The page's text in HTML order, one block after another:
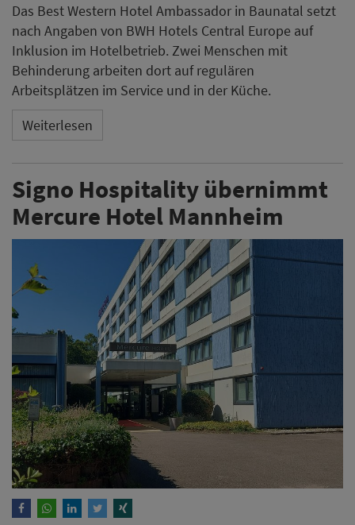
Das Best Western Hotel Ambassador in Baunatal setzt
nach Angaben von BWH Hotels Central Europe auf
Inklusion im Hotelbetrieb. Zwei Menschen mit
Behinderung arbeiten dort auf regulären
Arbeitsplätzen im Service und in der Küche.
Weiterlesen
Signo Hospitality übernimmt
Mercure Hotel Mannheim